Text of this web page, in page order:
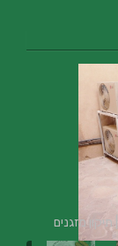
תיקון מזגנים